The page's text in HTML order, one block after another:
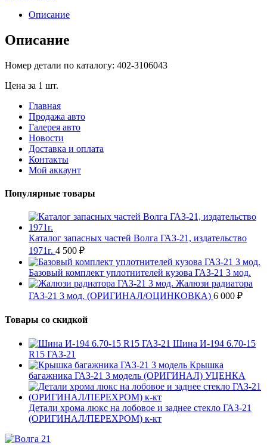
Описание
Описание
Номер детали по каталогу: 402-3106043
Цена за 1 шт.
Главная
Продажа авто
Галерея авто
Новости
Доставка и оплата
Контакты
Мой аккаунт
Популярные товары
Каталог запасных частей Волга ГАЗ-21, издательство
1971г. 4 500 ₽
Базовый комплект уплотнителей кузова ГАЗ-21 3 мод.
Жалюзи радиатора
ГАЗ-21 3 мод. (ОРИГИНАЛ/ОЦИНКОВКА) 6 000 ₽
Товары со скидкой
Шина И-194 6.70-15
R15 ГАЗ-21
Крышка
багажника ГАЗ-21 3 модель (ОРИГИНАЛ) УЦЕНКА
Детали хрома люкс на лобовое и заднее стекло ГАЗ-21
(ОРИГИНАЛ/ПЕРЕХРОМ) к-кт